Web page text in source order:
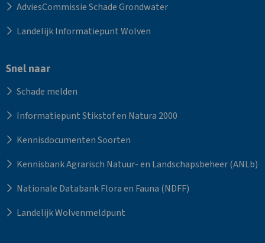
AdviesCommissie Schade Grondwater
Landelijk Informatiepunt Wolven
Snel naar
Schade melden
Informatiepunt Stikstof en Natura 2000
Kennisdocumenten Soorten
Kennisbank Agrarisch Natuur- en Landschapsbeheer (ANLb)
Nationale Databank Flora en Fauna (NDFF)
Landelijk Wolvenmeldpunt